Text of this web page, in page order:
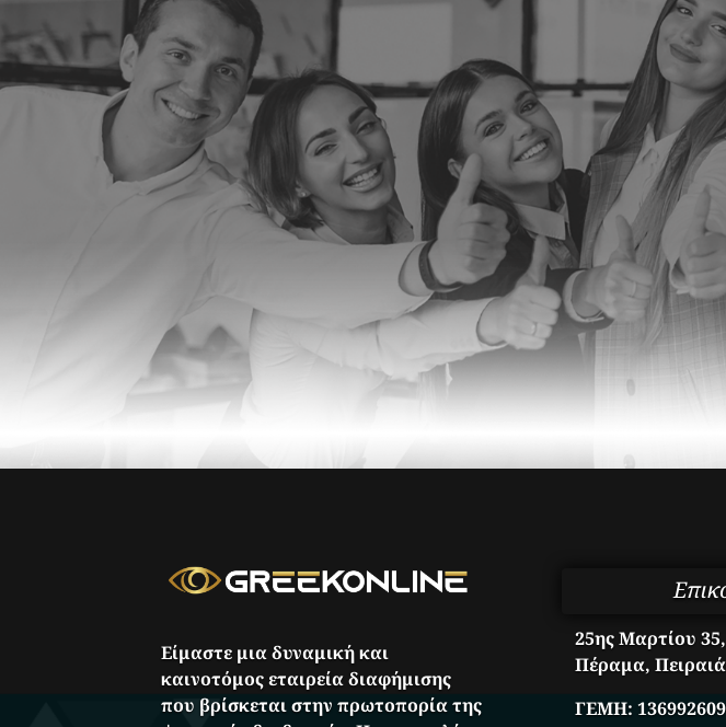
Είμαστε μια δυναμική και
καινοτόμος εταιρεία διαφήμισης
που βρίσκεται στην πρωτοπορία της
25ης Μαρτίου 35,
Πέραμα,
ΓΕΜΗ: